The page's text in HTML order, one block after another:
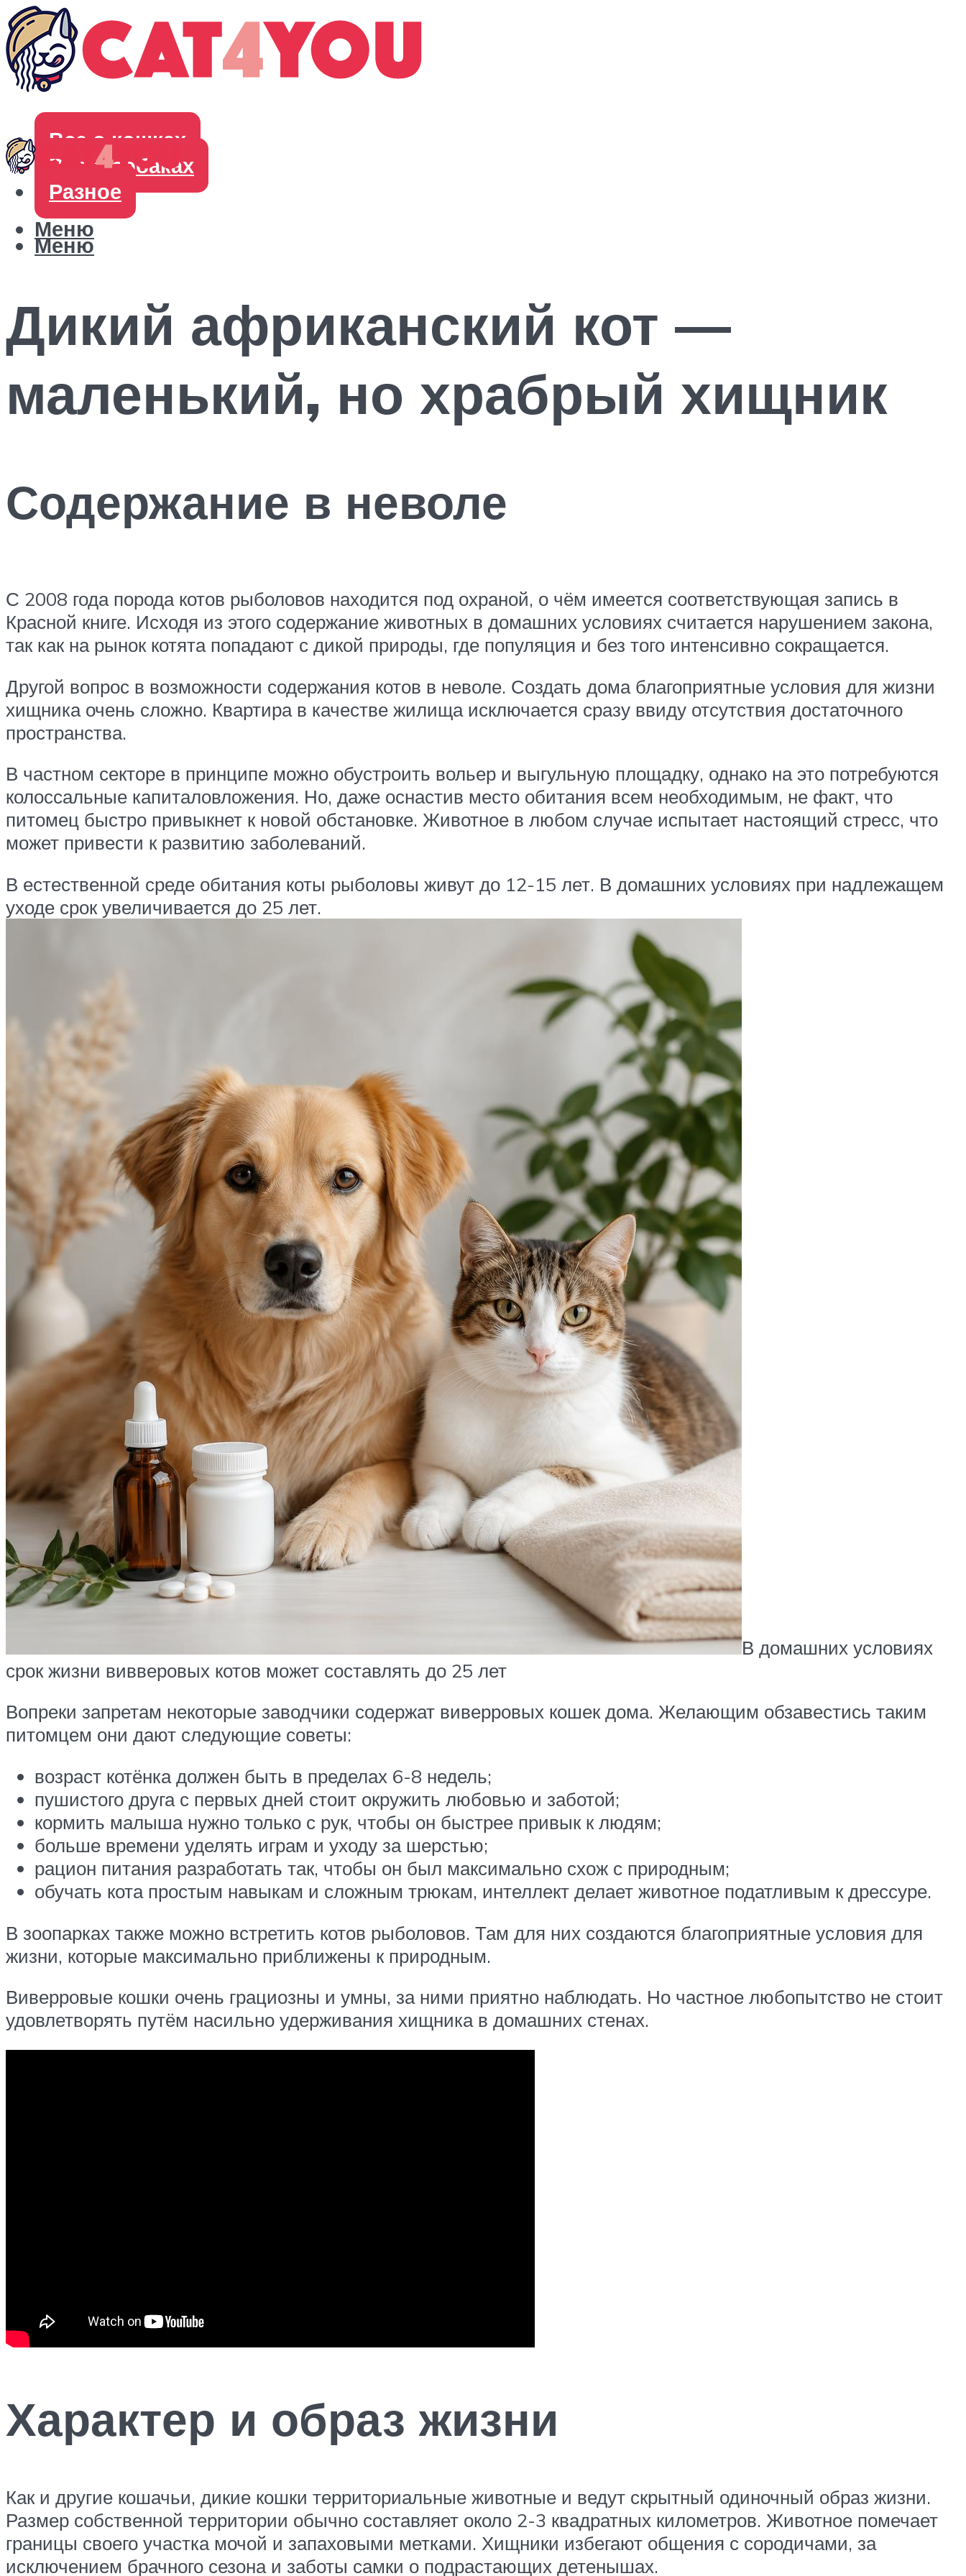
Все о кошках
Все о собаках
Разное
Меню
Меню
Дикий африканский кот —
маленький, но храбрый хищник
Содержание в неволе
С 2008 года порода котов рыболовов находится под охраной, о чём имеется соответствующая запись в
Красной книге. Исходя из этого содержание животных в домашних условиях считается нарушением закона,
так как на рынок котята попадают с дикой природы, где популяция и без того интенсивно сокращается.
Другой вопрос в возможности содержания котов в неволе. Создать дома благоприятные условия для жизни
хищника очень сложно. Квартира в качестве жилища исключается сразу ввиду отсутствия достаточного
пространства.
В частном секторе в принципе можно обустроить вольер и выгульную площадку, однако на это потребуются
колоссальные капиталовложения. Но, даже оснастив место обитания всем необходимым, не факт, что
питомец быстро привыкнет к новой обстановке. Животное в любом случае испытает настоящий стресс, что
может привести к развитию заболеваний.
В естественной среде обитания коты рыболовы живут до 12-15 лет. В домашних условиях при надлежащем
уходе срок увеличивается до 25 лет.
В домашних условиях
срок жизни вивверовых котов может составлять до 25 лет
Вопреки запретам некоторые заводчики содержат виверровых кошек дома. Желающим обзавестись таким
питомцем они дают следующие советы:
возраст котёнка должен быть в пределах 6-8 недель;
пушистого друга с первых дней стоит окружить любовью и заботой;
кормить малыша нужно только с рук, чтобы он быстрее привык к людям;
больше времени уделять играм и уходу за шерстью;
рацион питания разработать так, чтобы он был максимально схож с природным;
обучать кота простым навыкам и сложным трюкам, интеллект делает животное податливым к дрессуре.
В зоопарках также можно встретить котов рыболовов. Там для них создаются благоприятные условия для
жизни, которые максимально приближены к природным.
Виверровые кошки очень грациозны и умны, за ними приятно наблюдать. Но частное любопытство не стоит
удовлетворять путём насильно удерживания хищника в домашних стенах.
Характер и образ жизни
Как и другие кошачьи, дикие кошки территориальные животные и ведут скрытный одиночный образ жизни.
Размер собственной территории обычно составляет около 2-3 квадратных километров. Животное помечает
границы своего участка мочой и запаховыми метками. Хищники избегают общения с сородичами, за
исключением брачного сезона и заботы самки о подрастающих детенышах.